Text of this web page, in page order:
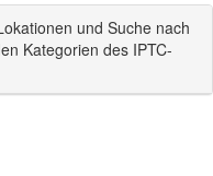
und Suche nach
Kategorien des IPTC-